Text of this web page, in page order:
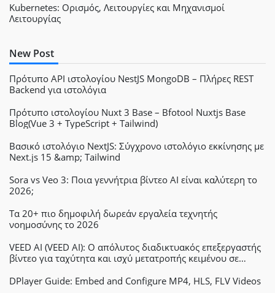
Kubernetes: Ορισμός, Λειτουργίες και Μηχανισμοί
Λειτουργίας
New Post
Πρότυπο API ιστολογίου NestJS MongoDB – Πλήρες REST
Backend για ιστολόγια
Πρότυπο ιστολογίου Nuxt 3 Base – Bfotool Nuxtjs Base
Blog(Vue 3 + TypeScript + Tailwind)
Βασικό ιστολόγιο NextJS: Σύγχρονο ιστολόγιο εκκίνησης με
Next.js 15 &amp; Tailwind
Sora vs Veo 3: Ποια γεννήτρια βίντεο AI είναι καλύτερη το
2026;
Τα 20+ πιο δημοφιλή δωρεάν εργαλεία τεχνητής
νοημοσύνης το 2026
VEED AI (VEED AI): Ο απόλυτος διαδικτυακός επεξεργαστής
βίντεο για ταχύτητα και ισχύ μετατροπής κειμένου σε
DPlayer Guide: Embed and Configure MP4, HLS, FLV Videos